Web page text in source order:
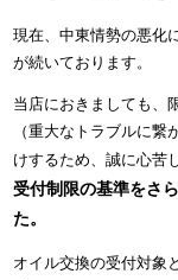
現在、中東情勢の悪化
が続いております。
当店におきましても、
（重大なトラブルに
けするため、誠に心苦
受付制限の基準をさ
た。
オイル交換の受付対象